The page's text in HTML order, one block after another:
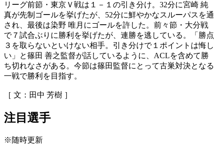
リーグ前節・東京Ｖ戦は１－１の引き分け。32分に宮崎 純
真が先制ゴールを挙げたが、52分に鮮やかなスルーパスを通
され、最後は染野 唯月にゴールを許した。前々節・大分戦
で７試合ぶりに勝利を挙げたが、連勝を逃している。「勝点
３を取らないといけない相手。引き分けで１ポイントは悔し
い」と篠田 善之監督が話しているように、ACLを含めて勝
ち切れなさがある。今節は篠田監督にとって古巣対決となる
一戦で勝利を目指す。
［ 文：田中 芳樹 ］
注目選手
※随時更新